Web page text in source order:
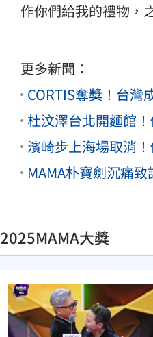
作你們給我的禮物，
更多新聞：
CORTIS奪獎！台
杜汶澤台北開麵館
濱崎步上海場取消
MAMA朴寶劍沉痛
2025MAMA大獎